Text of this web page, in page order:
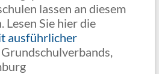
lassen an diesem
Lesen Sie hier die
ausführlicher